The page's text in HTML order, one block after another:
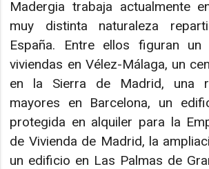
Madergia trabaja actualmente
muy distinta naturaleza
España. Entre ellos figuran
viviendas en Vélez-Málaga, un
en la Sierra de Madrid, una
mayores en Barcelona, un
protegida en alquiler para la
de Vivienda de Madrid, la
un edificio en Las Palmas de